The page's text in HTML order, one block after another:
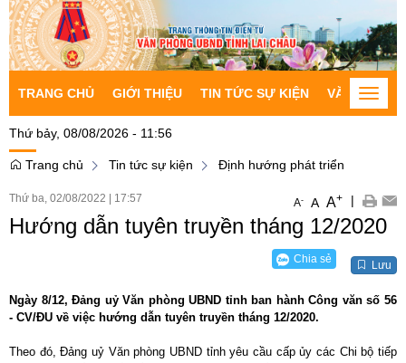
TRANG CHỦ GIỚI THIỆU TIN TỨC SỰ KIỆN VĂN BẢNToggle
Thứ bảy, 08/08/2026 - 11:56
Trang chủ Tin tức sự kiện Định hướng phát triển
Thứ ba, 02/08/2022 17:57 A- A A+ |
Hướng dẫn tuyên truyền tháng 12/2020
Chia sẻ Lưu
Ngày 8/12, Đảng uỷ Văn phòng UBND tỉnh ban hành Công văn số 56
- CV/ĐU về việc hướng dẫn tuyên truyền tháng 12/2020.
Theo đó, Đảng uỷ Văn phòng UBND tỉnh yêu cầu cấp ủy các Chi bộ tiếp